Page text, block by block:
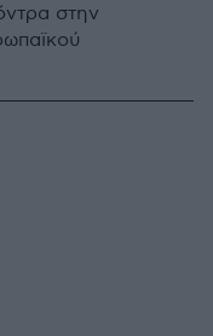
στην